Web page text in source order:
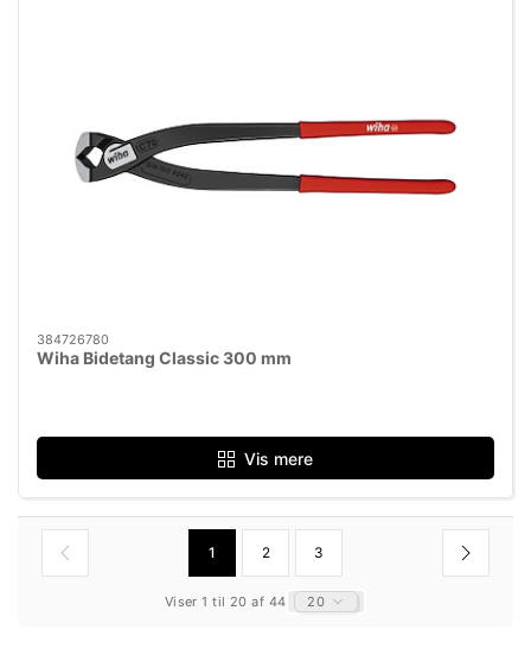
384726780
Wiha Bidetang Classic 300 mm
Vis mere
1 2 3
Viser 1 til 20 af 44 20